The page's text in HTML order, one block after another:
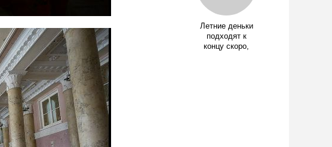
Летние деньки
подходят к
концу скоро,